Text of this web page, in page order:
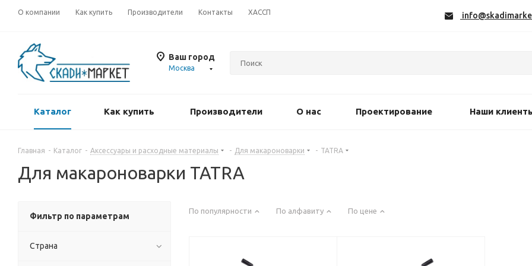
О компании Как купить Производители Контакты ХАССП
Ваш город
Москва
Каталог Как купить Производители О нас Проектирование Наши
Главная - Каталог - Аксессуары и расходные материалы - Для макароноварки - TATRA
Для макароноварки TATRA
По популярности По алфавиту По цене
Фильтр по параметрам
Страна